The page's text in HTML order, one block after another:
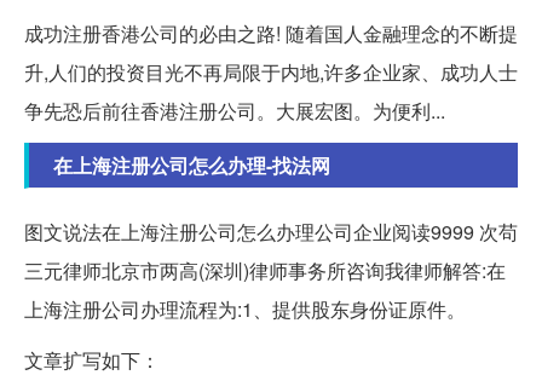
成功注册香港公司的必由之路! 随着国人金融理念的不断提
升,人们的投资目光不再局限于内地,许多企业家、成功人士
争先恐后前往香港注册公司。大展宏图。为便利...
在上海注册公司怎么办理-找法网
图文说法在上海注册公司怎么办理公司企业阅读9999 次苟
三元律师北京市两高(深圳)律师事务所咨询我律师解答:在
上海注册公司办理流程为:1、提供股东身份证原件。
文章扩写如下：